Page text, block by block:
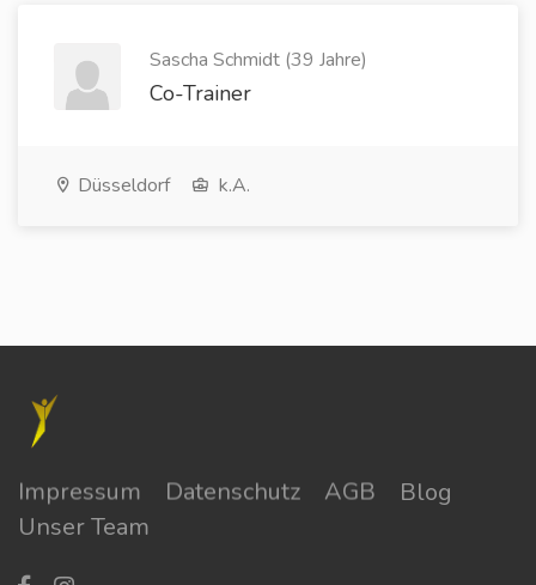
Sascha Schmidt (39 Jahre)
Co-Trainer
Düsseldorf k.A.
Impressum Datenschutz AGB
Blog
Unser Team